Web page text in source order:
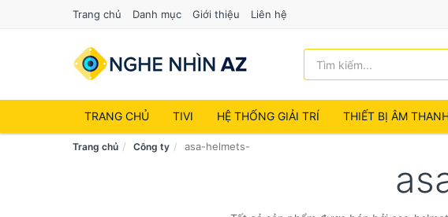
Trang chủ Danh mục Giới thiệu Liên hệ
TRANG CHỦ TIVI HỆ THỐNG GIẢI TRÍ THIẾT BỊ ÂM
Trang chủ Công ty asa-helmets-